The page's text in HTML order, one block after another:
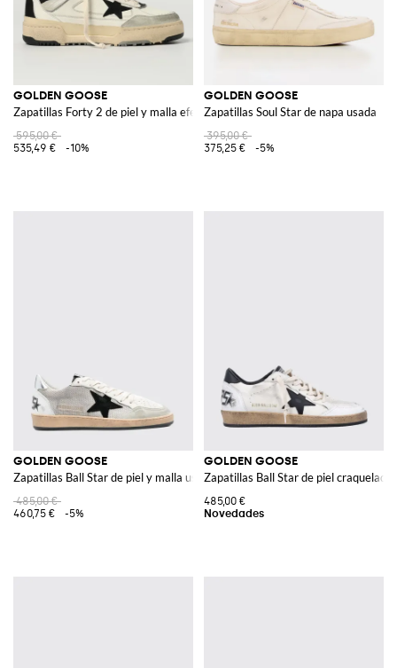
GOLDEN GOOSE
Zapatillas Forty 2 de piel y malla efecto usado
595,00 €
535,49 €
-10%
GOLDEN GOOSE
Zapatillas Soul Star de napa usada
395,00 €
375,25 €
-5%
GOLDEN GOOSE
Zapatillas Ball Star de piel y malla usada
485,00 €
460,75 €
-5%
GOLDEN GOOSE
Zapatillas Ball Star de piel
485,00 €